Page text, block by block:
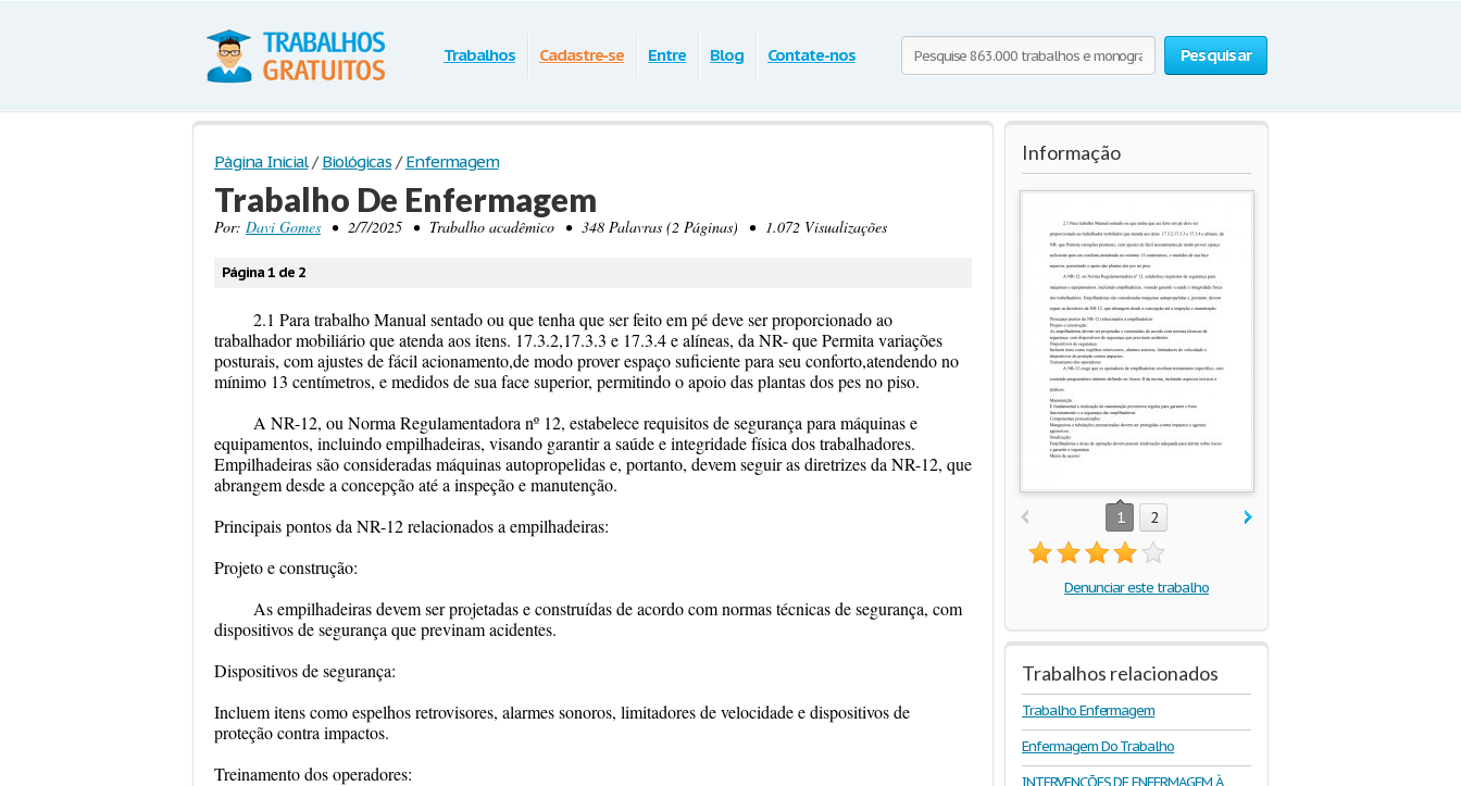
Pesquisar
Trabalhos Cadastre-se Entre Blog Contate-nos
Página Inicial / Biológicas / Enfermagem
Trabalho De Enfermagem
Por: Davi Gomes • 2/7/2025 • Trabalho acadêmico • 348 Palavras (2 Páginas) • 1.072 Visualizações
Página 1 de 2
2.1 Para trabalho Manual sentado ou que tenha que ser feito em pé deve ser proporcionado ao
trabalhador mobiliário que atenda aos itens. 17.3.2,17.3.3 e 17.3.4 e alíneas, da NR- que Permita variações
posturais, com ajustes de fácil acionamento,de modo prover espaço suficiente para seu conforto,atendendo no
mínimo 13 centímetros, e medidos de sua face superior, permitindo o apoio das plantas dos pes no piso.
A NR-12, ou Norma Regulamentadora nº 12, estabelece requisitos de segurança para máquinas e
equipamentos, incluindo empilhadeiras, visando garantir a saúde e integridade física dos trabalhadores.
Empilhadeiras são consideradas máquinas autopropelidas e, portanto, devem seguir as diretrizes da NR-12, que
abrangem desde a concepção até a inspeção e manutenção.
Principais pontos da NR-12 relacionados a empilhadeiras:
Projeto e construção:
As empilhadeiras devem ser projetadas e construídas de acordo com normas técnicas de segurança, com
dispositivos de segurança que previnam acidentes.
Dispositivos de segurança:
Incluem itens como espelhos retrovisores, alarmes sonoros, limitadores de velocidade e dispositivos de
proteção contra impactos.
Treinamento dos operadores:
Informação
1 2
Denunciar este trabalho
Trabalhos relacionados
Trabalho Enfermagem
Enfermagem Do Trabalho
INTERVENÇÕES DE ENFERMAGEM À